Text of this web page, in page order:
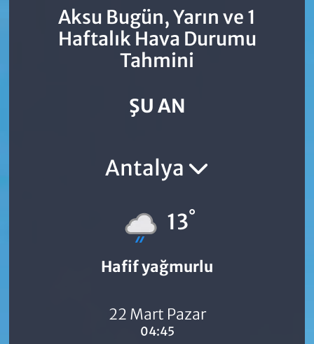
Aksu Bugün, Yarın ve 1
Haftalık Hava Durumu
Tahmini
ŞU AN
Antalya
13°
Hafif yağmurlu
22 Mart Pazar
04:45
Sinop Trafik Yoğunluk Haritası
Süper Lig Puan Durumu ve Fikstür
Son Dakika Haberleri